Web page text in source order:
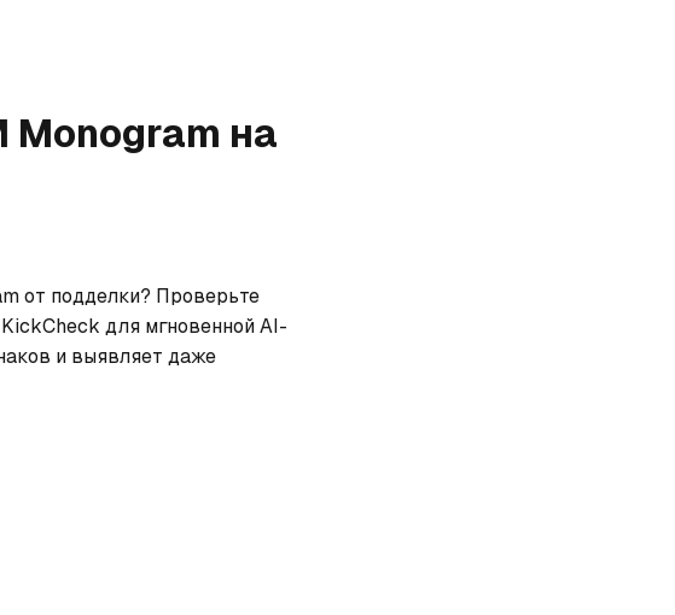
Monogram на
от подделки? Проверьте
для мгновенной AI-
и выявляет даже